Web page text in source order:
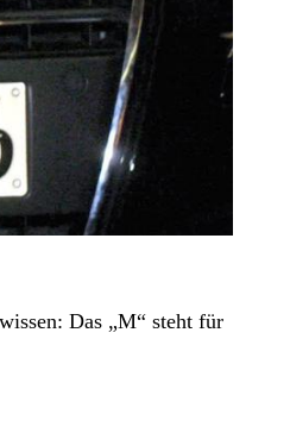
Das „M“ steht für